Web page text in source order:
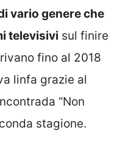
vario genere che
televisivi sul finire
fino al 2018
linfa grazie al
“Non
stagione.